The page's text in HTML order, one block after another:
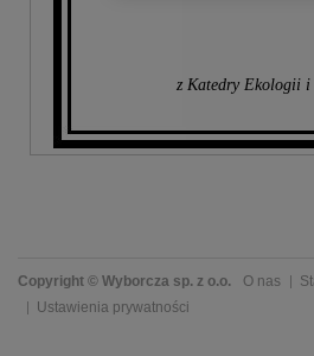
z Katedry Ekologii i
Copyright © Wyborcza sp. z o.o. O nas
Ustawienia prywatności
Przechowywanie